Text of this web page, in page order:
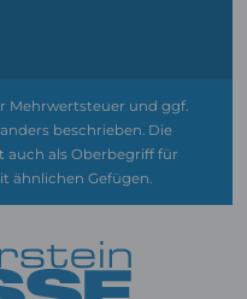
Mehrwertsteuer und ggf.
beschrieben. Die
auch als Oberbegriff für
ähnlichen Gefügen.